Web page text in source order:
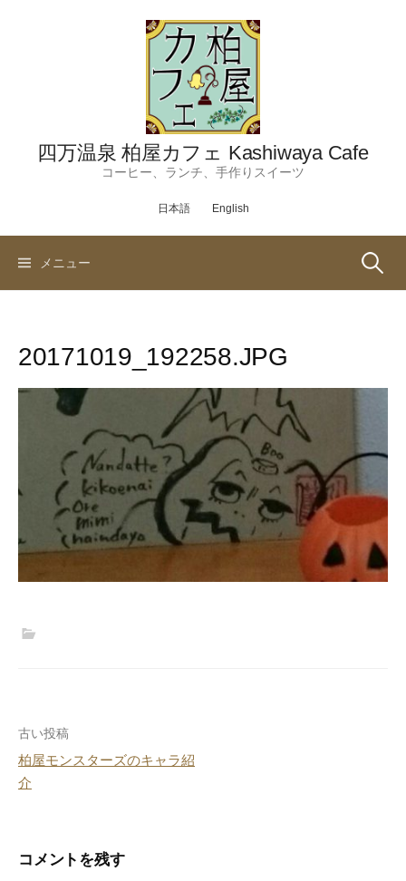
四万温泉 柏屋カフェ Kashiwaya Cafe
コーヒー、ランチ、手作りスイーツ
日本語 English
メニュー 検
20171019_192258.JPG
投
稿
ゲ
古い投稿
柏屋モンスターズのキャラ紹
介
コメントを残す